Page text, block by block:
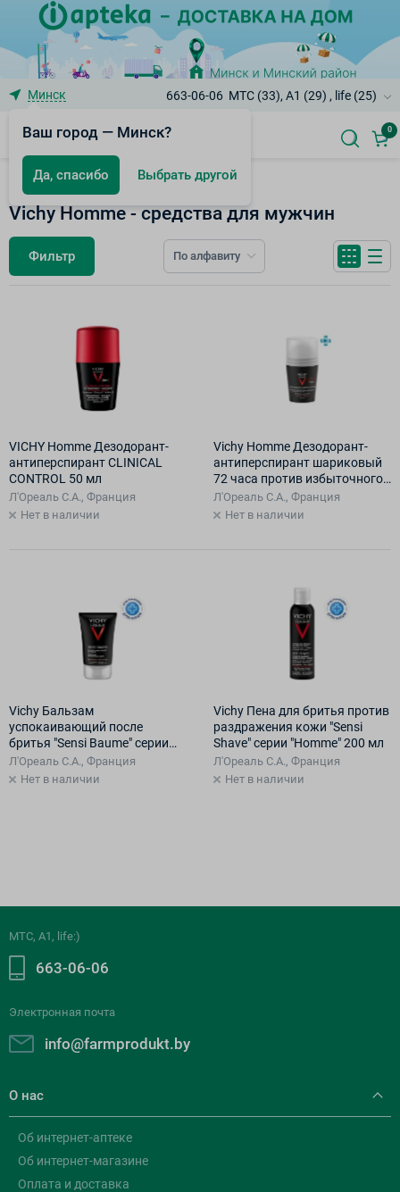
Минск
Ваш город — Минск?
Да, спасибо Выбрать другой
663-06-06 МТС (33), A1 (29) , life (25)
0
Vichy
Vichy Homme - средства для мужчин
Фильтр По алфавиту
VICHY Homme Дезодорант-
антиперспирант CLINICAL
CONTROL 50 мл
Л'Ореаль С.А., Франция
Нет в наличии
Vichy Homme Дезодорант-
антиперспирант шариковый
72 часа против избыточного
потоотделения 50 мл
Л'Ореаль С.А., Франция
Нет в наличии
Vichy Бальзам
успокаивающий после
бритья "Sensi Baume" серии
"Homme" 75 мл
Л'Ореаль С.А., Франция
Нет в наличии
Vichy Пена для бритья против
раздражения кожи "Sensi
Shave" серии "Homme" 200 мл
Л'Ореаль С.А., Франция
Нет в наличии
МТС, A1, life:)
663-06-06
Электронная почта
info@farmprodukt.by
О нас
Об интернет-аптеке
Об интернет-магазине
Оплата и доставка